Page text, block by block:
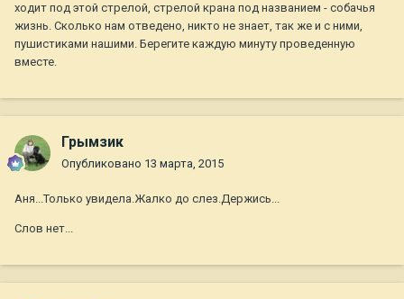
ходит под этой стрелой, стрелой крана под названием - собачья
жизнь. Сколько нам отведено, никто не знает, так же и с ними,
пушистиками нашими. Берегите каждую минуту проведенную
вместе.
Грымзик
Опубликовано 13 марта, 2015
Аня...Только увидела.Жалко до слез.Держись...
Слов нет...